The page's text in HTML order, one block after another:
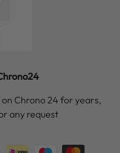
Chrono 24 for years,
any request